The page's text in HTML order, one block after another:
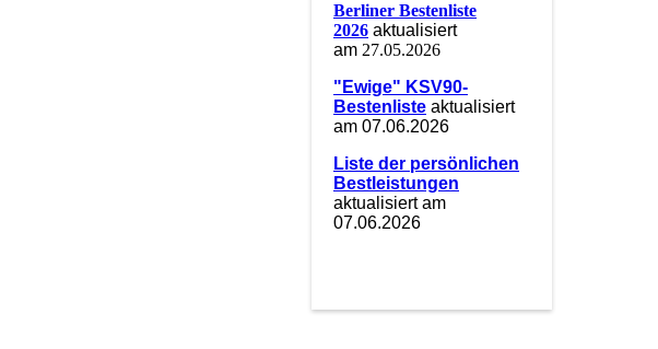
Berliner Bestenliste
2026 aktualisiert
am 27.05.2026
"Ewige" KSV90-
Bestenliste aktualisiert
am 07.06.2026
Liste der persönlichen
Bestleistungen
aktualisiert am
07.06.2026